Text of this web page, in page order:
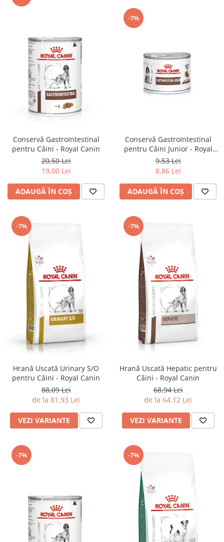
Conservă GastroIntestinal
pentru Câini - Royal Canin
20,50 Lei
19,00 Lei
ADAUGĂ ÎN COȘ
-7%
Conservă GastroIntestinal
pentru Câini Junior - Royal
Canin
9,53 Lei
8,86 Lei
ADAUGĂ ÎN COȘ
-7%
Hrană Uscată Urinary S/O
pentru Câini - Royal Canin
88,09 Lei
de la 81,93 Lei
VEZI VARIANTE
-7%
Hrană Uscată Hepatic pentru
Câini - Royal Canin
68,94 Lei
de la 64,12 Lei
VEZI VARIANTE
-7% -7%